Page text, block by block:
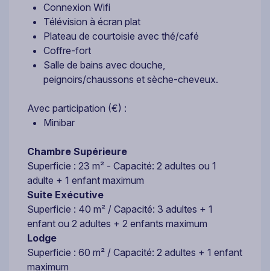
Connexion Wifi
Télévision à écran plat
Plateau de courtoisie avec thé/café
Coffre-fort
Salle de bains avec douche,
peignoirs/chaussons et sèche-cheveux.
Avec participation (€) :
Minibar
Chambre Supérieure
Superficie : 23 m² - Capacité: 2 adultes ou 1
adulte + 1 enfant maximum
Suite Exécutive
Superficie : 40 m² / Capacité: 3 adultes + 1
enfant ou 2 adultes + 2 enfants maximum
Lodge
Superficie : 60 m² / Capacité: 2 adultes + 1 enfant
maximum